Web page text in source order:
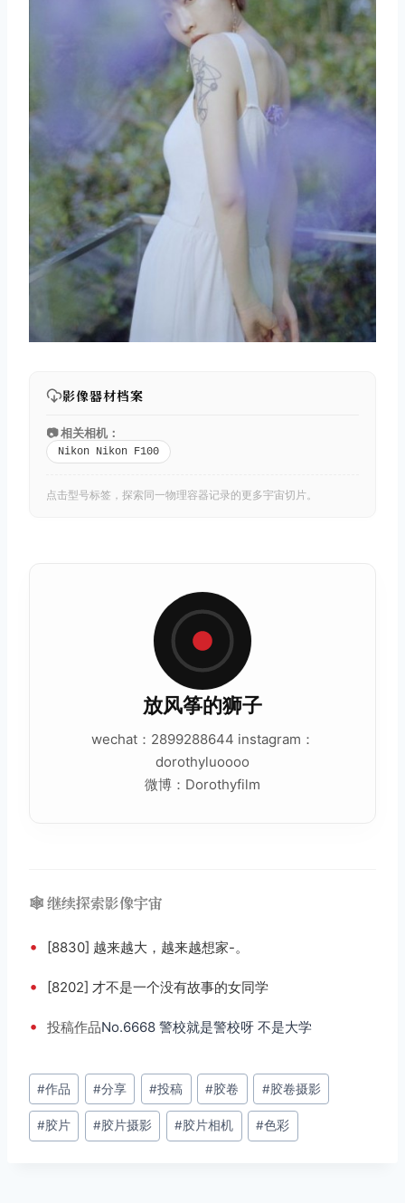
影像器材档案
📷 相关相机：
Nikon Nikon F100
点击型号标签，探索同一物理容器记录的更多宇宙切片。
放风筝的狮子
wechat：2899288644 instagram：
dorothyluoooo
微博：Dorothyfilm
🕸️ 继续探索影像宇宙
• [8830] 越来越大，越来越想家-。
• [8202] 才不是一个没有故事的女同学
• 投稿作品No.6668 警校就是警校呀 不是大学
文
章
标
#作品 #分享 #投稿 #胶卷 #胶卷摄影
#胶片 #胶片摄影 #胶片相机 #色彩